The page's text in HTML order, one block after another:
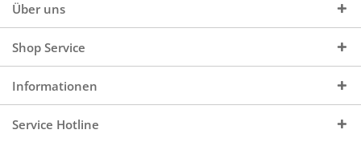
Über uns
Shop Service
Informationen
Service Hotline